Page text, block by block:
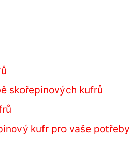
skořepinových kufrů
kufr pro vaše potřeby